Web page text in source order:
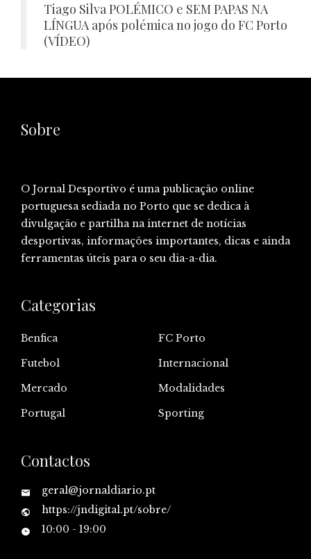
Tiago Silva POLÉMICO e SEM PAPAS NA
LÍNGUA após polémica no jogo do FC Porto
(VÍDEO)
Sobre
O Jornal Desportivo é uma publicação online
portuguesa sediada no Porto que se dedica à
divulgação e partilha na internet de notícias
desportivas, informações importantes, dicas e ainda
ferramentas úteis para o seu dia-a-dia.
Categorias
Benfica
FC Porto
Futebol
Internacional
Mercado
Modalidades
Portugal
Sporting
Contactos
geral@jornaldiario.pt
https://jndigital.pt/sobre/
10:00 - 19:00